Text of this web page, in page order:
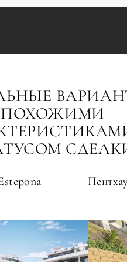
ПОХОЖИМИ